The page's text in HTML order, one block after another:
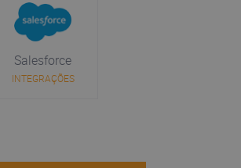
Salesforce
INTEGRAÇÕES